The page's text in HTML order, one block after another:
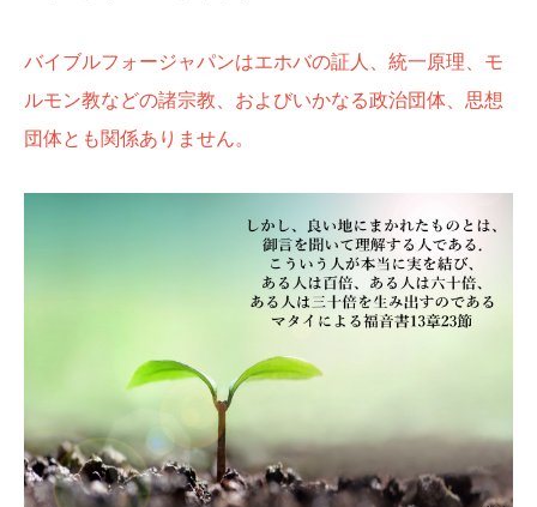
バイブルフォージャパンはエホバの証人、統一原理、モ
ルモン教などの諸宗教、およびいかなる政治団体、思想
団体とも関係ありません。